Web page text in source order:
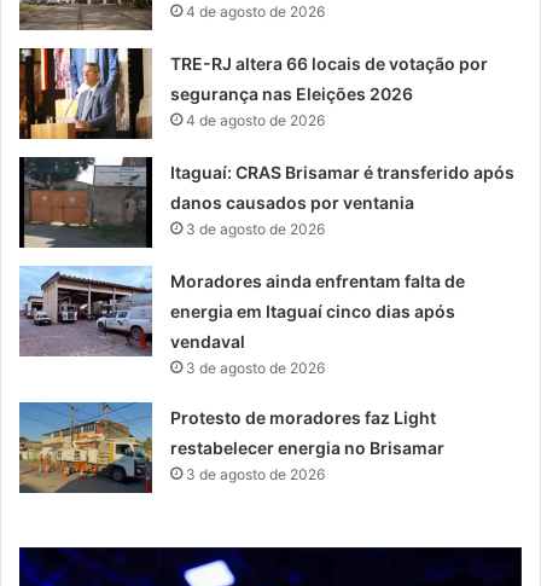
4 de agosto de 2026
TRE-RJ altera 66 locais de votação por
segurança nas Eleições 2026
4 de agosto de 2026
Itaguaí: CRAS Brisamar é transferido após
danos causados por ventania
3 de agosto de 2026
Moradores ainda enfrentam falta de
energia em Itaguaí cinco dias após
vendaval
3 de agosto de 2026
Protesto de moradores faz Light
restabelecer energia no Brisamar
3 de agosto de 2026